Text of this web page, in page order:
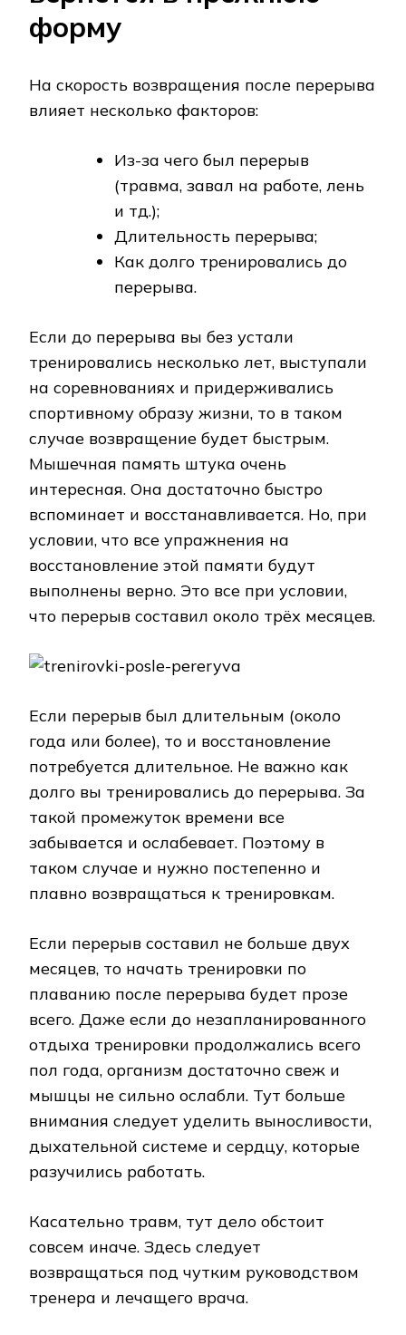
форму
На скорость возвращения после перерыва
влияет несколько факторов:
Из-за чего был перерыв
(травма, завал на работе, лень
и тд.);
Длительность перерыва;
Как долго тренировались до
перерыва.
Если до перерыва вы без устали
тренировались несколько лет, выступали
на соревнованиях и придерживались
спортивному образу жизни, то в таком
случае возвращение будет быстрым.
Мышечная память штука очень
интересная. Она достаточно быстро
вспоминает и восстанавливается. Но, при
условии, что все упражнения на
восстановление этой памяти будут
выполнены верно. Это все при условии,
что перерыв составил около трёх месяцев.
Если перерыв был длительным (около
года или более), то и восстановление
потребуется длительное. Не важно как
долго вы тренировались до перерыва. За
такой промежуток времени все
забывается и ослабевает. Поэтому в
таком случае и нужно постепенно и
плавно возвращаться к тренировкам.
Если перерыв составил не больше двух
месяцев, то начать тренировки по
плаванию после перерыва будет прозе
всего. Даже если до незапланированного
отдыха тренировки продолжались всего
пол года, организм достаточно свеж и
мышцы не сильно ослабли. Тут больше
внимания следует уделить выносливости,
дыхательной системе и сердцу, которые
разучились работать.
Касательно травм, тут дело обстоит
совсем иначе. Здесь следует
возвращаться под чутким руководством
тренера и лечащего врача.